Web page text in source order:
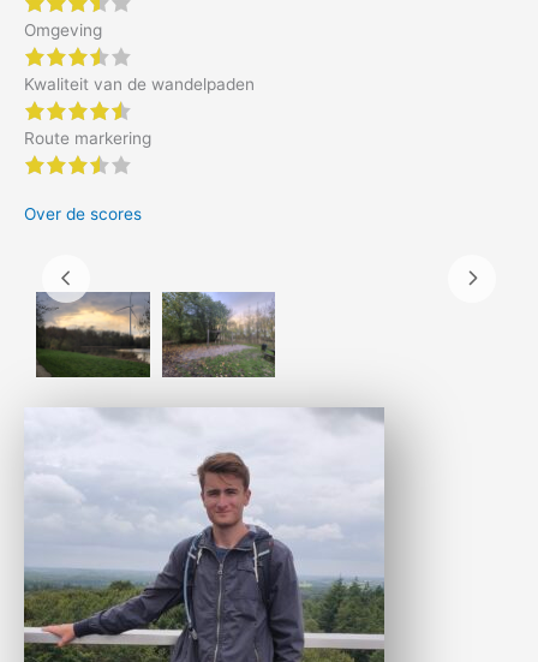
Omgeving
Kwaliteit van de wandelpaden
Route markering
Over de scores